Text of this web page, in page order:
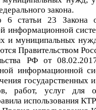
закона.
6 статьи 23 Закона
и муниципальных
Правительством
РФ от
информационной
работ, услуг для
использования